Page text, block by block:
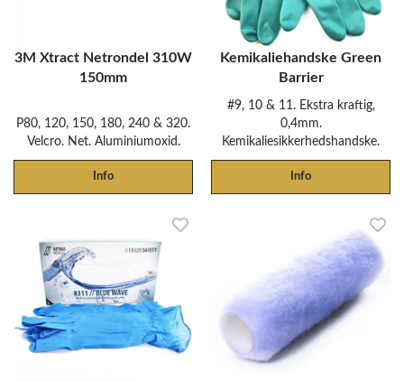
3M Xtract Netrondel 310W
150mm
P80, 120, 150, 180, 240 & 320.
Velcro. Net. Aluminiumoxid.
Info
Kemikaliehandske Green
Barrier
#9, 10 & 11. Ekstra kraftig,
0,4mm.
Kemikaliesikkerhedshandske.
Info